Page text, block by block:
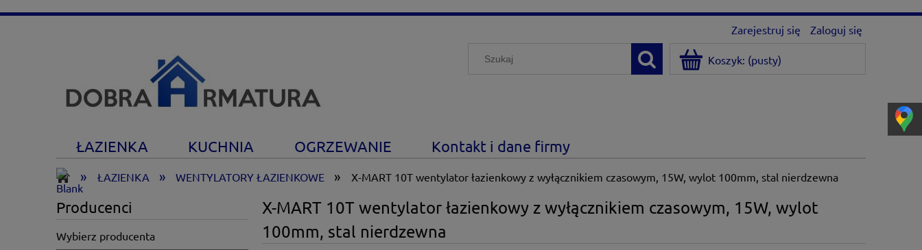
Zarejestruj się Zaloguj się
Koszyk: (pusty)
ŁAZIENKA KUCHNIA OGRZEWANIE Kontakt i dane firmy
» ŁAZIENKA » WENTYLATORY ŁAZIENKOWE » X-MART 10T wentylator łazienkowy z wyłącznikiem czasowym, 15W, wylot 100mm, stal nierdzewna
Producenci
Wybierz producenta
X-MART 10T wentylator łazienkowy z wyłącznikiem czasowym, 15W, wylot
100mm, stal nierdzewna